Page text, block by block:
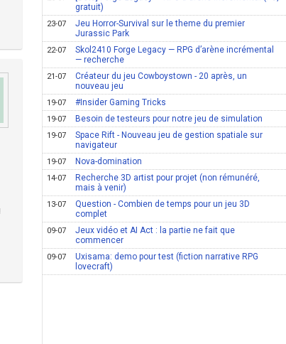
gratuit)
23-07
Jeu Horror-Survival sur le theme du premier
Jurassic Park
22-07
Skol2410 Forge Legacy — RPG d’arène incrémental
— recherche
21-07
Créateur du jeu Cowboystown - 20 après, un
nouveau jeu
19-07 #Insider Gaming Tricks
19-07 Besoin de testeurs pour notre jeu de simulation
19-07
Space Rift - Nouveau jeu de gestion spatiale sur
navigateur
19-07 Nova-domination
14-07
Recherche 3D artist pour projet (non rémunéré,
mais à venir)
13-07
Question - Combien de temps pour un jeu 3D
complet
09-07
Jeux vidéo et AI Act : la partie ne fait que
commencer
09-07
Uxisama: demo pour test (fiction narrative RPG
lovecraft)